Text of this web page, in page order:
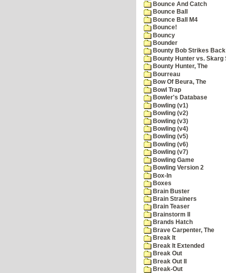
Bounce And Catch
Bounce Ball
Bounce Ball M4
Bounce!
Bouncy
Bounder
Bounty Bob Strikes
Bounty Hunter vs. Skarg
Bounty Hunter, The
Bourreau
Bow Of Beura, The
Bowl Trap
Bowler's Database
Bowling (v1)
Bowling (v2)
Bowling (v3)
Bowling (v4)
Bowling (v5)
Bowling (v6)
Bowling (v7)
Bowling Game
Bowling Version 2
Box-In
Boxes
Brain Buster
Brain Strainers
Brain Teaser
Brainstorm II
Brands Hatch
Brave Carpenter, The
Break It
Break It Extended
Break Out
Break Out II
Break-Out